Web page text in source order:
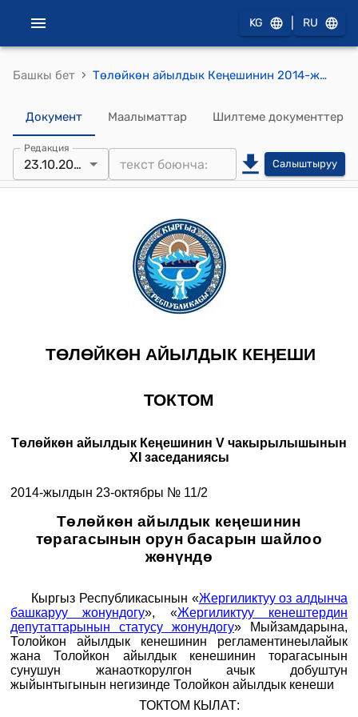
KG RU
Башкы бет › Төлөйкөн айылдык Кеңешинин 2014-жылдын 23-октябрындагы № 11/2 "Төлөйкөн айылдык кеңешинин төрагасынын орун басарын шайлоо жөнүндө" токтому
Документ Маалыматтар Шилтеме документтер
Редакция
23.10.2014 Салыштыруу